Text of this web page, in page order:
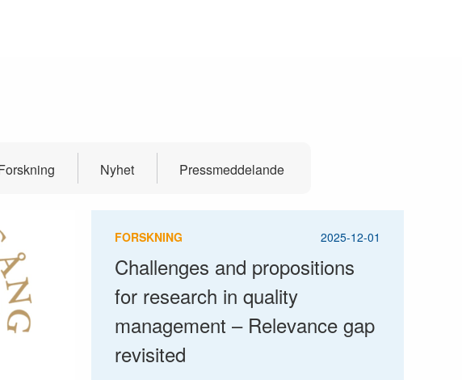
Nyhet Pressmeddelande
FORSKNING 2025-12-01
Challenges and propositions
for research in quality
management – Relevance gap
revisited